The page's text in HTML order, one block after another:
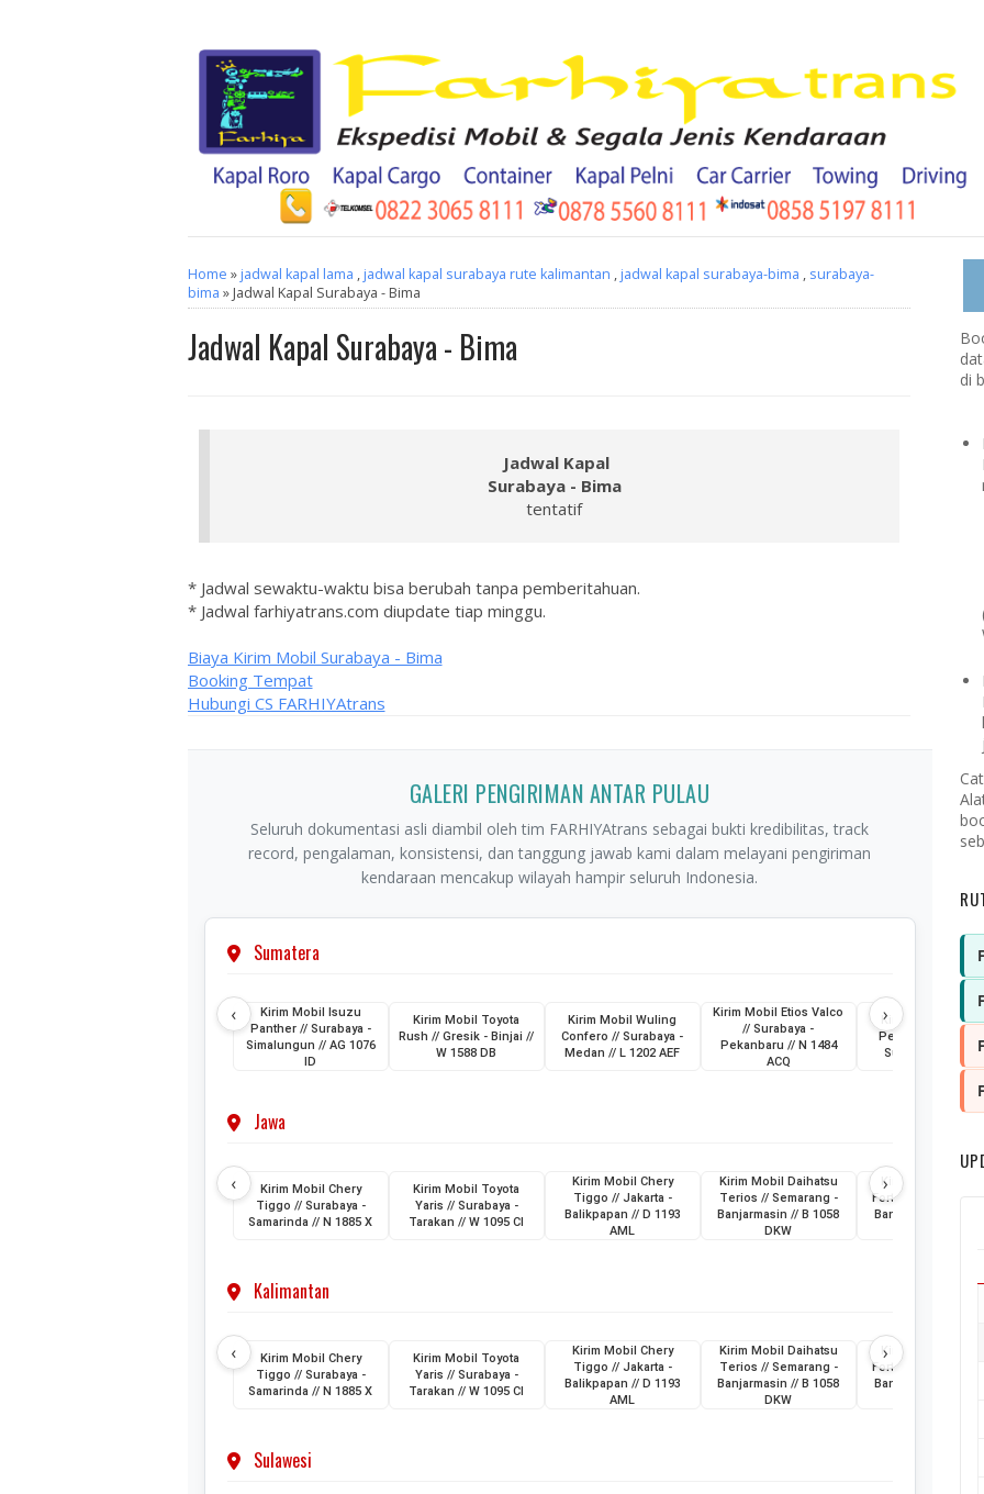
Home »jadwal kapal lama ,jadwal kapal surabaya rute kalimantan ,jadwal kapal surabaya-bima , surabaya-
bima » Jadwal Kapal Surabaya - Bima
Jadwal Kapal Surabaya - Bima
Jadwal Kapal
Surabaya - Bima
tentatif
* Jadwal sewaktu-waktu bisa berubah tanpa pemberitahuan.
* Jadwal farhiyatrans.com diupdate tiap minggu.
Biaya Kirim Mobil Surabaya - Bima
Booking Tempat
Hubungi CS FARHIYAtrans
GALERI PENGIRIMAN ANTAR PULAU
Seluruh dokumentasi asli diambil oleh tim FARHIYAtrans sebagai bukti kredibilitas, track
record, pengalaman, konsistensi, dan tanggung jawab kami dalam melayani pengiriman
kendaraan mencakup wilayah hampir seluruh Indonesia.
Sumatera
‹
Kirim Mobil Isuzu
Panther // Surabaya -
Simalungun // AG 1076
ID
Kirim Mobil Toyota
Rush // Gresik - Binjai //
W 1588 DB
Kirim Mobil Wuling
Confero // Surabaya -
Medan // L 1202 AEF
Kirim Mobil Etios Valco
// Surabaya -
Pekanbaru // N 1484
ACQ
Kirim Truk Skylift
Pemkot Pagar Alam
Sumatera Selatan
›
Jawa
‹
Kirim Mobil Chery
Tiggo // Surabaya -
Samarinda // N 1885 X
Kirim Mobil Toyota
Yaris // Surabaya -
Tarakan // W 1095 CI
Kirim Mobil Chery
Tiggo // Jakarta -
Balikpapan // D 1193
AML
Kirim Mobil Daihatsu
Terios // Semarang -
Banjarmasin // B 1058
DKW
Kirim Mobil Toyota
Fortuner // Surabaya
Banjarmasin // L
›
Kalimantan
‹
Kirim Mobil Chery
Tiggo // Surabaya -
Samarinda // N 1885 X
Kirim Mobil Toyota
Yaris // Surabaya -
Tarakan // W 1095 CI
Kirim Mobil Chery
Tiggo // Jakarta -
Balikpapan // D 1193
AML
Kirim Mobil Daihatsu
Terios // Semarang -
Banjarmasin // B 1058
DKW
Kirim Mobil Toyota
Fortuner // Surabaya
Banjarmasin // L
›
Sulawesi
di